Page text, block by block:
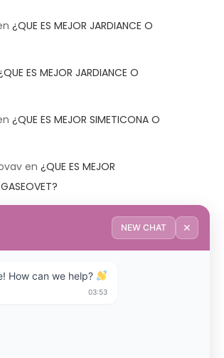
¿QUE ES MEJOR JARDIANCE O
ES MEJOR JARDIANCE O
¿QUE ES MEJOR SIMETICONA O
en ¿QUE ES MEJOR
¿QUE ES MEJOR TRIBEDOCE
DX?
DX?
DX?
NEW CHAT ✕
How can we help?
03:53